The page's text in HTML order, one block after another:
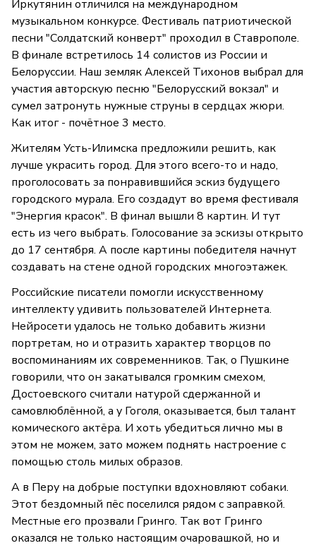
Иркутянин отличился на международном
музыкальном конкурсе. Фестиваль патриотической
песни "Солдатский конверт" проходил в Ставрополе.
В финале встретилось 14 солистов из России и
Белоруссии. Наш земляк Алексей Тихонов выбрал для
участия авторскую песню "Белорусский вокзал" и
сумел затронуть нужные струны в сердцах жюри.
Как итог - почётное 3 место.
Жителям Усть-Илимска предложили решить, как
лучше украсить город. Для этого всего-то и надо,
проголосовать за понравившийся эскиз будущего
городского мурала. Его создадут во время фестиваля
"Энергия красок". В финал вышли 8 картин. И тут
есть из чего выбрать. Голосование за эскизы открыто
до 17 сентября. А после картины победителя начнут
создавать на стене одной городских многоэтажек.
Российские писатели помогли искусственному
интеллекту удивить пользователей Интернета.
Нейросети удалось не только добавить жизни
портретам, но и отразить характер творцов по
воспоминаниям их современников. Так, о Пушкине
говорили, что он закатывался громким смехом,
Достоевского считали натурой сдержанной и
самовлюблённой, а у Гоголя, оказывается, был талант
комического актёра. И хоть убедиться лично мы в
этом не можем, зато можем поднять настроение с
помощью столь милых образов.
А в Перу на добрые поступки вдохновляют собаки.
Этот бездомный пёс поселился рядом с заправкой.
Местные его прозвали Гринго. Так вот Гринго
оказался не только настоящим очаровашкой, но и